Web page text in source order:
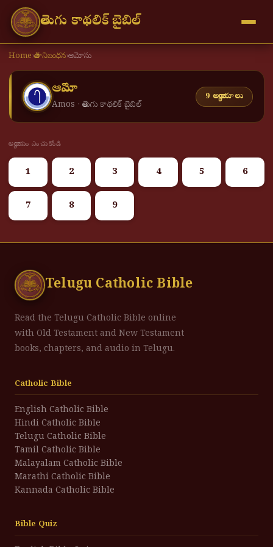
తెలుగు కాథలిక్ బైబిల్
Home›పాత నిబంధన›ఆమోసు
ఆమోసు
Amos · తెలుగు కాథలిక్ బైబిల్
9 అధ్యాయాలు
అధ్యాయం ఎంచుకోండి
1 2 3 4 5 6
7 8 9
Telugu Catholic Bible
Read the Telugu Catholic Bible online
with Old Testament and New Testament
books, chapters, and audio in Telugu.
Catholic Bible
English Catholic Bible
Hindi Catholic Bible
Telugu Catholic Bible
Tamil Catholic Bible
Malayalam Catholic Bible
Marathi Catholic Bible
Kannada Catholic Bible
Bible Quiz